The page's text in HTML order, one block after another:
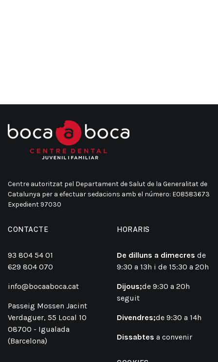
Centre autoritzat pel Departament de Salut de la Generalitat de
Catalunya per a efectuar sedacions amb el número: E08583673
Expedient 97030
CONTACTE
93 804 54 01
629 804 070
info@bocaaboca.cat
Passeig Mossen Jacint
Verdaguer, 55 Local 10
08700 - Igualada
(Barcelona)
HORARIS
De dilluns a dimecres de
9:30 a 13h i de 15:30 a 20h
Dijous;de 9:30 a 20h
seguit
Divendres;de 9:30 a 14h
Dissabtes a convenir